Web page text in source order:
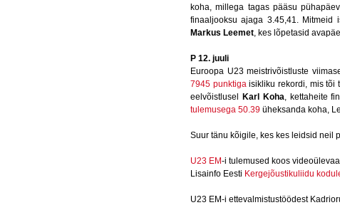
koha, millega tagas pääsu
finaaljooksu ajaga 3.45,41.
Markus Leemet, kes lõpetasid
P 12. juuli
Euroopa U23 meistrivõistluste
7945 punktigaisikliku rekordi, mis tõi
eelvõistlusel
Karl Koha, kettaheite
tulemusega 50.39 üheksanda koha,
Suur tänu kõigile, kes kes leidsid neil
U23 EM-i tulemused koos
Lisainfo Eesti Kergejõustikuliidu
U23 EM-i ettevalmistustöödest